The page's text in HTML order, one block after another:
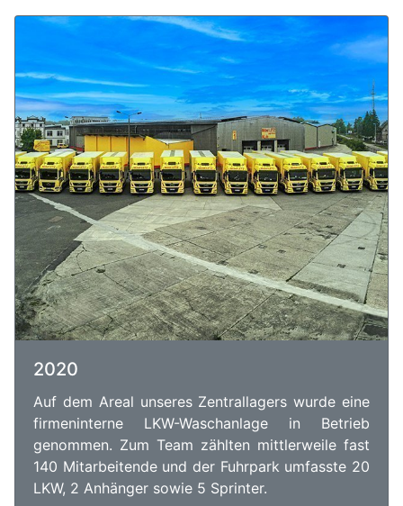
2020
Auf dem Areal unseres Zentrallagers wurde eine
firmeninterne LKW-Waschanlage in Betrieb
genommen. Zum Team zählten mittlerweile fast
140 Mitarbeitende und der Fuhrpark umfasste 20
LKW, 2 Anhänger sowie 5 Sprinter.